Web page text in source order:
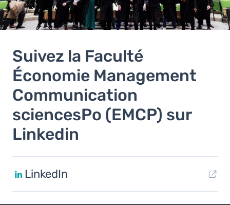
Suivez la Faculté
Économie Management
Communication
sciencesPo (EMCP) sur
Linkedin
LinkedIn